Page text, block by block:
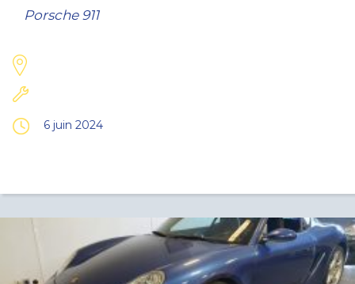
Porsche 911
6 juin 2024